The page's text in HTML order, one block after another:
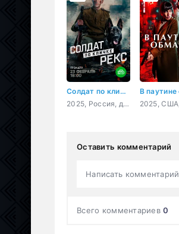
Солдат по кличке Рекс
2025, Россия, драма, военный
Оставить комментарий
Написать комментарий
Всего комментариев0